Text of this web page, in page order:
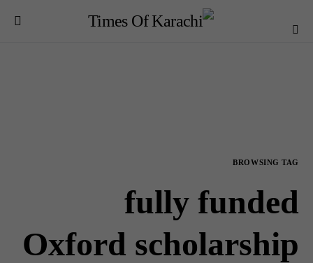
BROWSING TAG
fully funded
Oxford scholarship